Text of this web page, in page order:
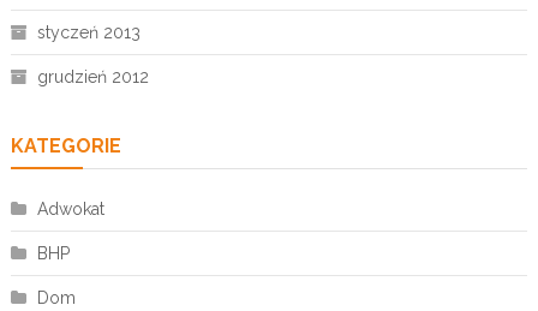
styczeń 2013
grudzień 2012
KATEGORIE
Adwokat
BHP
Dom